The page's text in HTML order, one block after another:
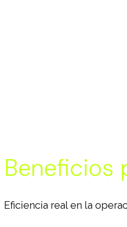
Beneficios
Eficiencia real en la